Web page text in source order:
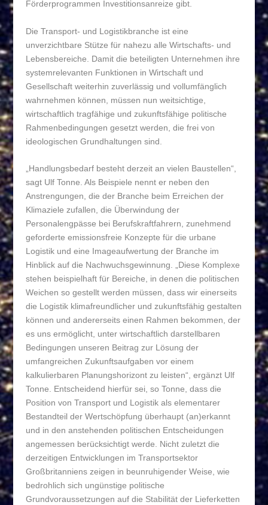
Förderprogrammen Investitionsanreize gibt.
Die Transport- und Logistikbranche ist eine
unverzichtbare Stütze für nahezu alle Wirtschafts- und
Lebensbereiche. Damit die beteiligten Unternehmen ihre
systemrelevanten Funktionen in Wirtschaft und
Gesellschaft weiterhin zuverlässig und vollumfänglich
wahrnehmen können, müssen nun weitsichtige,
wirtschaftlich tragfähige und zukunftsfähige politische
Rahmenbedingungen gesetzt werden, die frei von
ideologischen Grundhaltungen sind.
„Handlungsbedarf besteht derzeit an vielen Baustellen“,
sagt Ulf Tonne. Als Beispiele nennt er neben den
Anstrengungen, die der Branche beim Erreichen der
Klimaziele zufallen, die Überwindung der
Personalengpässe bei Berufskraftfahrern, zunehmend
geforderte emissionsfreie Konzepte für die urbane
Logistik und eine Imageaufwertung der Branche im
Hinblick auf die Nachwuchsgewinnung. „Diese Komplexe
stehen beispielhaft für Bereiche, in denen die politischen
Weichen so gestellt werden müssen, dass wir einerseits
die Logistik klimafreundlicher und zukunftsfähig gestalten
können und andererseits einen Rahmen bekommen, der
es uns ermöglicht, unter wirtschaftlich darstellbaren
Bedingungen unseren Beitrag zur Lösung der
umfangreichen Zukunftsaufgaben vor einem
kalkulierbaren Planungshorizont zu leisten“, ergänzt Ulf
Tonne. Entscheidend hierfür sei, so Tonne, dass die
Position von Transport und Logistik als elementarer
Bestandteil der Wertschöpfung überhaupt (an)erkannt
und in den anstehenden politischen Entscheidungen
angemessen berücksichtigt werde. Nicht zuletzt die
derzeitigen Entwicklungen im Transportsektor
Großbritanniens zeigen in beunruhigender Weise, wie
bedrohlich sich ungünstige politische
Grundvoraussetzungen auf die Stabilität der Lieferketten